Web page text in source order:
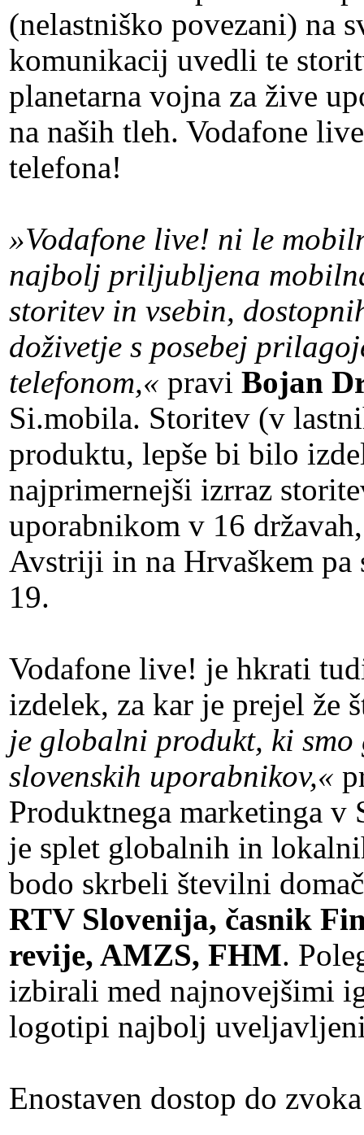
(nelastniško povezani) na
komunikacij uvedli te
planetarna vojna za žive
na naših tleh. Vodafone
telefona!
»Vodafone live! ni le
najbolj priljubljena
storitev in vsebin,
doživetje s posebej
telefonom,« pravi Bojan
Si.mobila. Storitev (v
produktu, lepše bi bilo
najprimernejši izrraz
uporabnikom v 16
Avstriji in na Hrvaškem pa
19.
Vodafone live! je hkrati
izdelek, za kar je prejel že
je globalni produkt, ki
slovenskih uporabnikov,«
Produktnega marketinga
je splet globalnih in
bodo skrbeli številni
RTV Slovenija, časnik
revije, AMZS, FHM.
izbirali med najnovejšimi
logotipi najbolj
Enostaven dostop do